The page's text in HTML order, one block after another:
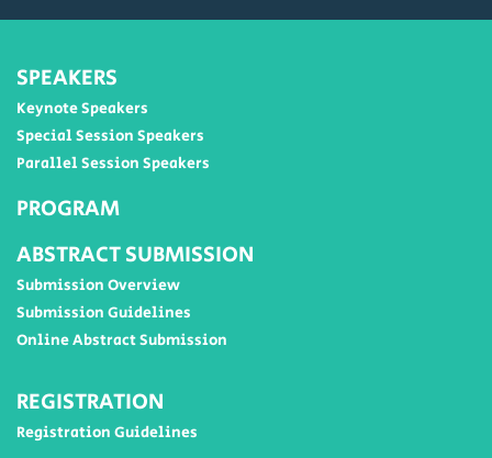
SPEAKERS
Keynote Speakers
Special Session Speakers
Parallel Session Speakers
PROGRAM
ABSTRACT SUBMISSION
Submission Overview
Submission Guidelines
Online Abstract Submission
REGISTRATION
Registration Guidelines